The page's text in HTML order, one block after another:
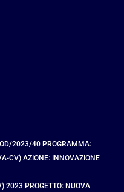
2023/40 PROGRAMMA:
CV) AZIONE: INNOVAZIONE
2023 PROGETTO: NUOVA